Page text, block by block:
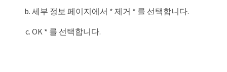
세부 정보 페이지에서 * 제거 * 를 선택합니다.
OK * 를 선택합니다.